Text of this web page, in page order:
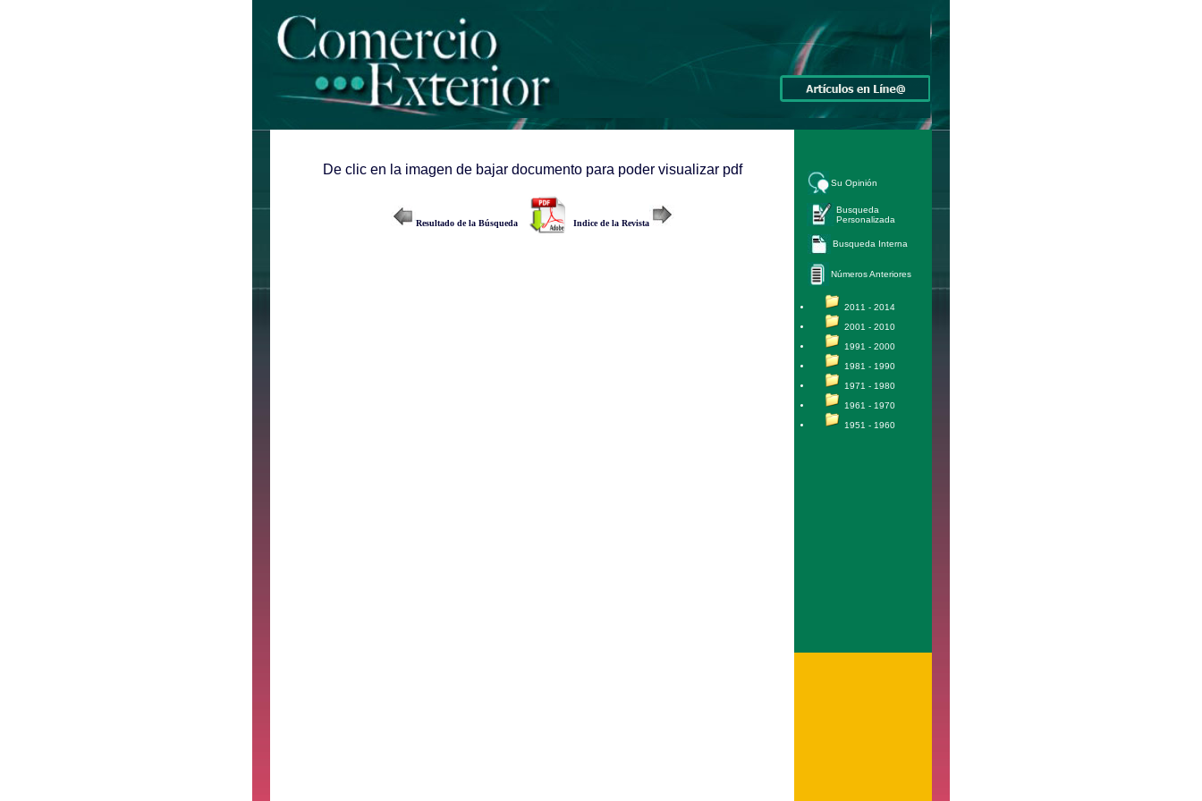
De clic en la imagen de bajar documento para poder visualizar pdf
Resultado de la Búsqueda Indice de la Revista
Su Opinión
Busqueda
Personalizada
Busqueda Interna
Números Anteriores
2011 - 2014
2001 - 2010
1991 - 2000
1981 - 1990
1971 - 1980
1961 - 1970
1951 - 1960